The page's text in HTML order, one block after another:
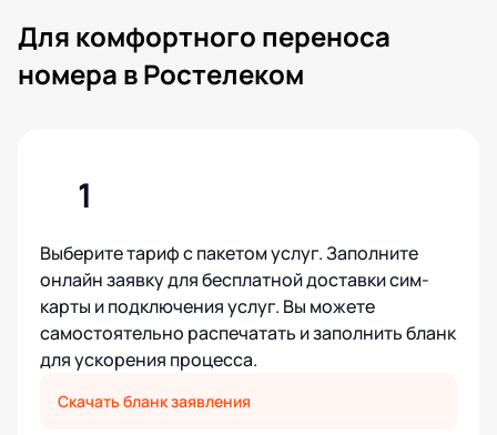
Для комфортного переноса
номера в Ростелеком
1
Выберите тариф с пакетом услуг. Заполните
онлайн заявку для бесплатной доставки сим-
карты и подключения услуг. Вы можете
самостоятельно распечатать и заполнить бланк
для ускорения процесса.
Скачать бланк заявления